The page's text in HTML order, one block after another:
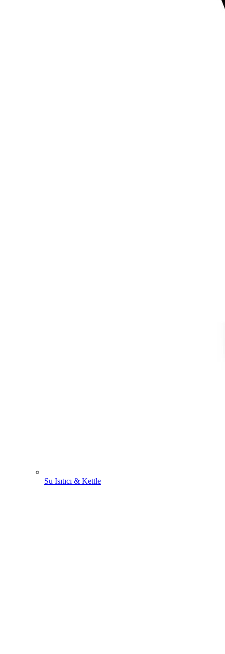
Su Isıtıcı & Kettle